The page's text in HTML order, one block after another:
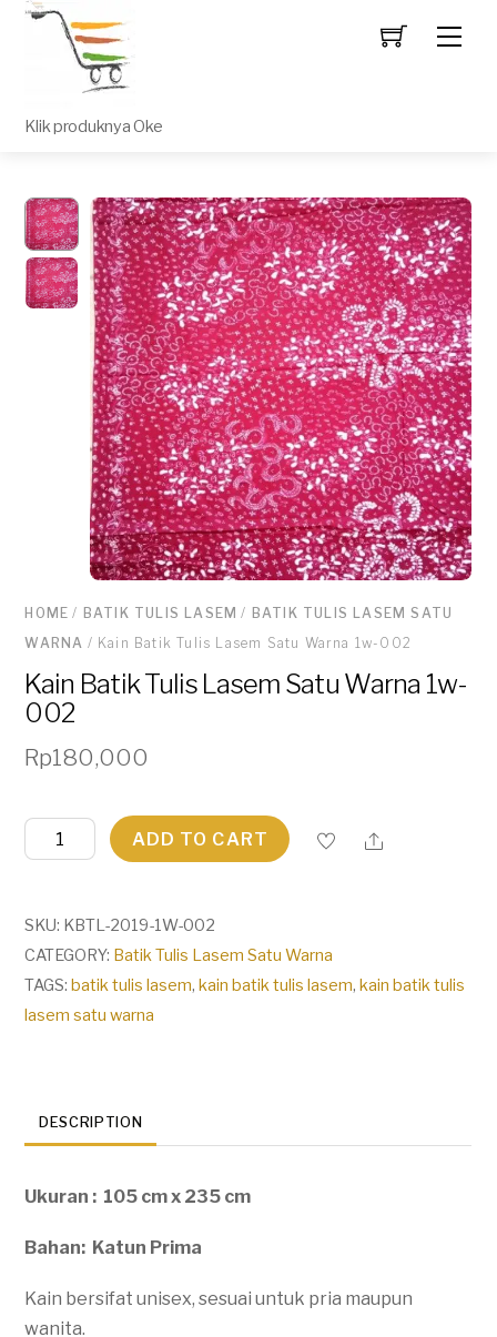
Klik produknya Oke
HOME / BATIK TULIS LASEM / BATIK TULIS LASEM SATU
WARNA / Kain Batik Tulis Lasem Satu Warna 1w-002
Kain Batik Tulis Lasem Satu Warna 1w-
002
Rp180,000
Kain
Batik
Lasem
Satu
Warna
1w-
ADD TO CART
SKU: KBTL-2019-1W-002
CATEGORY: Batik Tulis Lasem Satu Warna
TAGS:batik tulis lasem,kain batik tulis lasem,kain batik tulis
lasem satu warna
DESCRIPTION
Ukuran : 105 cm x 235 cm
Bahan: Katun Prima
Kain bersifat unisex, sesuai untuk pria maupun
wanita.